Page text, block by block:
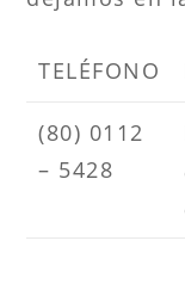
TELÉFONO
(80) 0112
– 5428